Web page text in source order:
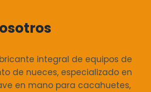
integral de equipos de
de nueces, especializado en
en mano para cacahuetes,